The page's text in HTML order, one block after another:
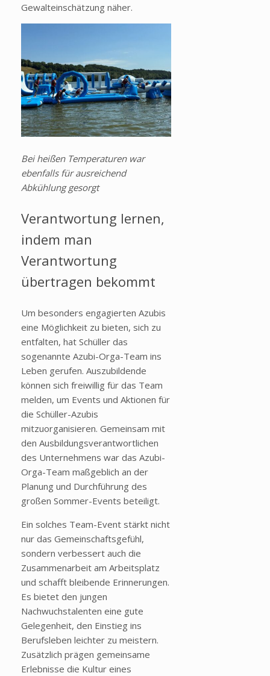
Gewalteinschätzung näher.
Bei heißen Temperaturen war
ebenfalls für ausreichend
Abkühlung gesorgt
Verantwortung lernen,
indem man
Verantwortung
übertragen bekommt
Um besonders engagierten Azubis
eine Möglichkeit zu bieten, sich zu
entfalten, hat Schüller das
sogenannte Azubi-Orga-Team ins
Leben gerufen. Auszubildende
können sich freiwillig für das Team
melden, um Events und Aktionen für
die Schüller-Azubis
mitzuorganisieren. Gemeinsam mit
den Ausbildungsverantwortlichen
des Unternehmens war das Azubi-
Orga-Team maßgeblich an der
Planung und Durchführung des
großen Sommer-Events beteiligt.
Ein solches Team-Event stärkt nicht
nur das Gemeinschaftsgefühl,
sondern verbessert auch die
Zusammenarbeit am Arbeitsplatz
und schafft bleibende Erinnerungen.
Es bietet den jungen
Nachwuchstalenten eine gute
Gelegenheit, den Einstieg ins
Berufsleben leichter zu meistern.
Zusätzlich prägen gemeinsame
Erlebnisse die Kultur eines